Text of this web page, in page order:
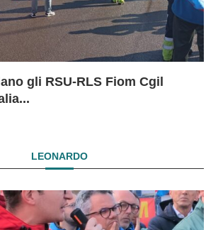
gli RSU-RLS Fiom Cgil
LEONARDO